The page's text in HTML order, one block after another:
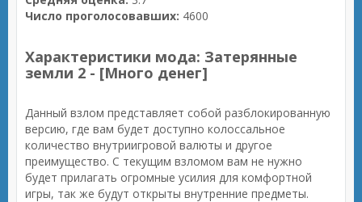
Число проголосовавших: 4600
Характеристики мода: Затерянные
земли 2 - [Много денег]
Данный взлом представляет собой разблокированную
версию, где вам будет доступно колоссальное
количество внутриигровой валюты и другое
преимущество. С текущим взломом вам не нужно
будет прилагать огромные усилия для комфортной
игры, так же будут открыты внутренние предметы.